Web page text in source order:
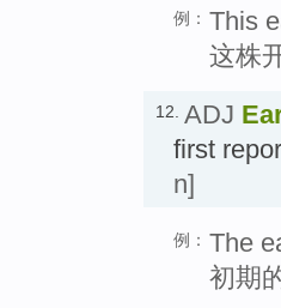
例： This
这株
12. ADJ
first
n]
例： The
初期